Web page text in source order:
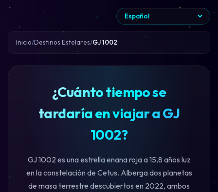
Inicio Destinos Estelares GJ 1002
¿Cuánto tiempo se
tardaría en viajar a GJ
1002?
GJ 1002 es una estrella enana roja a 15,8 años luz
en la constelación de Cetus. Alberga dos planetas
de masa terrestre descubiertos en 2022, ambos